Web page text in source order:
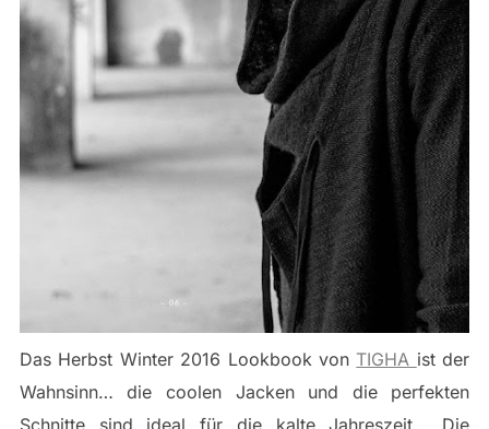
Das Herbst Winter 2016 Lookbook von TIGHA ist der
Wahnsinn… die coolen Jacken und die perfekten
Schnitte sind ideal für die kalte Jahreszeit… Die